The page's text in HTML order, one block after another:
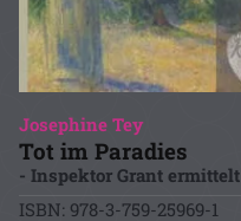
Josephine Tey
Tot im Paradies
- Inspektor Grant ermittelt
ISBN: 978-3-759-25969-1